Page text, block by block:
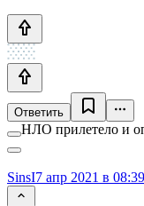
Ответить
НЛО прилетело и
SinsI7 апр 2021 в 08:39